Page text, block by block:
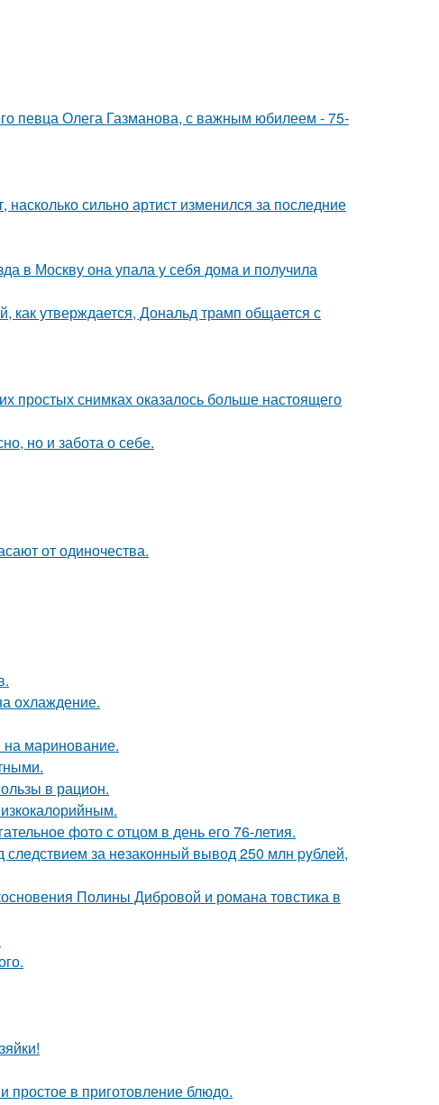
певца Олега Газманова, с важным юбилеем - 75-
сильно артист изменился за последние
в Москву она упала у себя дома и получила
как утверждается, Дональд трамп общается с
простых снимках оказалось больше настоящего
но и забота о себе.
от одиночества.
охлаждение.
на маринование.
в рацион.
фото с отцом в день его 76-летия.
за нeзаконный вывод 250 млн pyблeй,
Полины Дибровой и романа товстика в
простое в приготовление блюдо.